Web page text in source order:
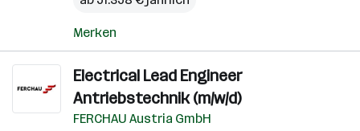
Merken
Electrical Lead Engineer
Antriebstechnik (m/w/d)
FERCHAU Austria GmbH